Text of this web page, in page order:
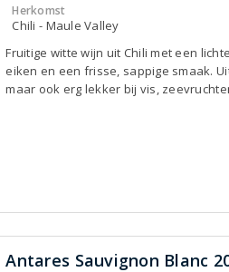
Herkomst
Chili - Maule Valley
Fruitige witte wijn uit Chili met een
eiken en een frisse, sappige smaak.
maar ook erg lekker bij vis,
Antares Sauvignon Blanc